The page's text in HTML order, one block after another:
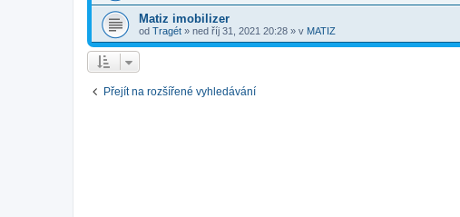
Matiz imobilizer
od Tragét » ned říj 31, 2021 20:28 » v MATIZ
Přejít na rozšířené vyhledávání